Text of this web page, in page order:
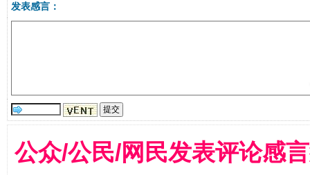
站台名比不上好声名
发表感言：
公众/公民/网民发表评论感